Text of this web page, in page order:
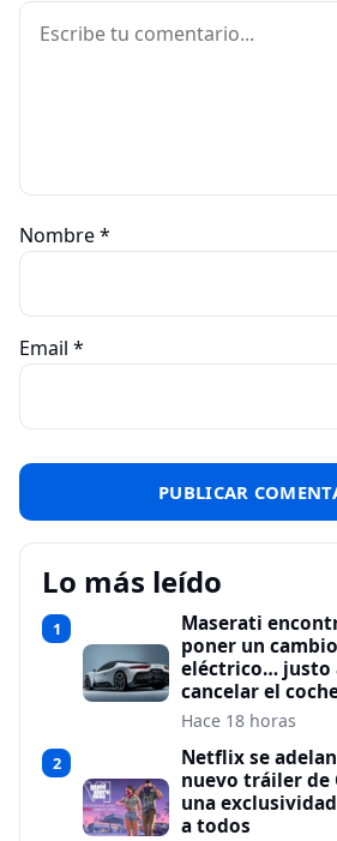
Comentario
Nombre*
Email *
Lo más leído
1
Maserati
poner un
eléctrico… justo
cancelar el
Hace 18 horas
2
Netflix se
nuevo tráiler de
una
a todos